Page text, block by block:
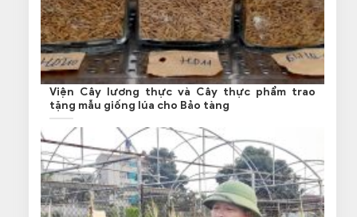
Viện Cây lương thực và Cây thực phẩm trao
tặng mẫu giống lúa cho Bảo tàng